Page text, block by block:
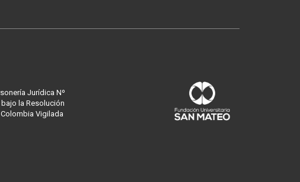
Jurídica Nº
la Resolución
Vigilada